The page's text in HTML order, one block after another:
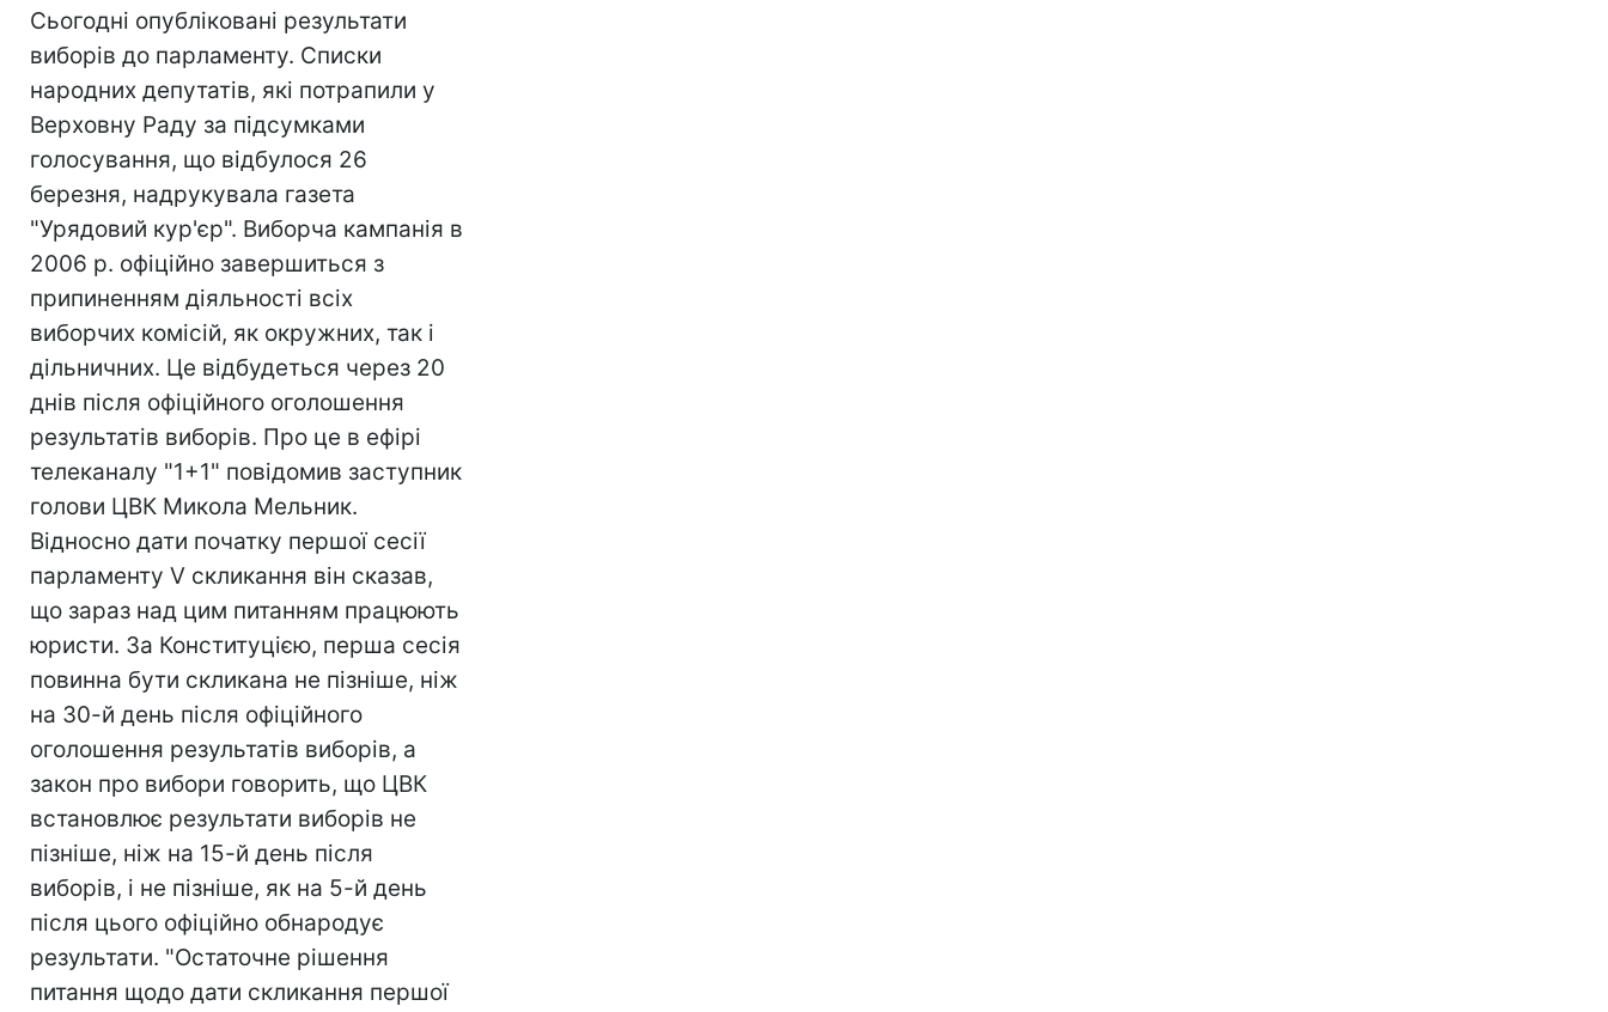
Сьогодні опубліковані результати
виборів до парламенту. Списки
народних депутатів, які потрапили у
Верховну Раду за підсумками
голосування, що відбулося 26
березня, надрукувала газета
"Урядовий кур'єр". Виборча кампанія в
2006 р. офіційно завершиться з
припиненням діяльності всіх
виборчих комісій, як окружних, так і
дільничних. Це відбудеться через 20
днів після офіційного оголошення
результатів виборів. Про це в ефірі
телеканалу "1+1" повідомив заступник
голови ЦВК Микола Мельник.
Відносно дати початку першої сесії
парламенту V скликання він сказав,
що зараз над цим питанням працюють
юристи. За Конституцією, перша сесія
повинна бути скликана не пізніше, ніж
на 30-й день після офіційного
оголошення результатів виборів, а
закон про вибори говорить, що ЦВК
встановлює результати виборів не
пізніше, ніж на 15-й день після
виборів, і не пізніше, як на 5-й день
після цього офіційно обнародує
результати. "Остаточне рішення
питання щодо дати скликання першої